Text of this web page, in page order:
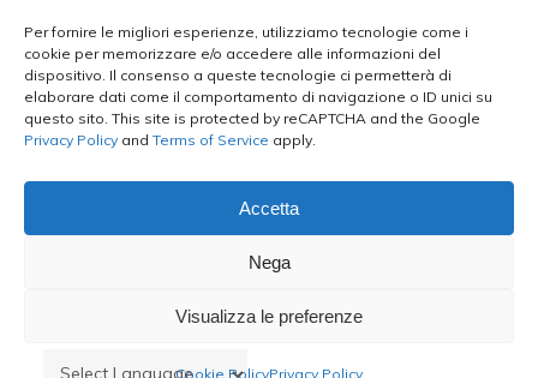
Per fornire le migliori esperienze, utilizziamo tecnologie come i
cookie per memorizzare e/o accedere alle informazioni del
dispositivo. Il consenso a queste tecnologie ci permetterà di
elaborare dati come il comportamento di navigazione o ID unici su
questo sito. This site is protected by reCAPTCHA and the Google
Privacy Policy and Terms of Service apply.
Accetta
Nega
Visualizza le preferenze
Cookie PolicyPrivacy Policy
facebook instagram whatsappphone
email
Le Bontà del Capo ©